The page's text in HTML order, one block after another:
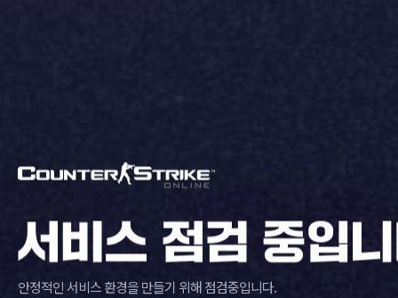
안정적인 서비스 환경을 만들기 위해 점검중입니다.